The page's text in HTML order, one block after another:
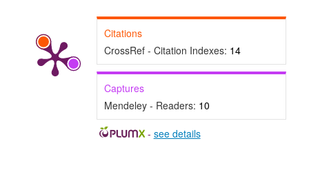
Citations
CrossRef - Citation Indexes: 14
Captures
Mendeley - Readers: 10
- see details